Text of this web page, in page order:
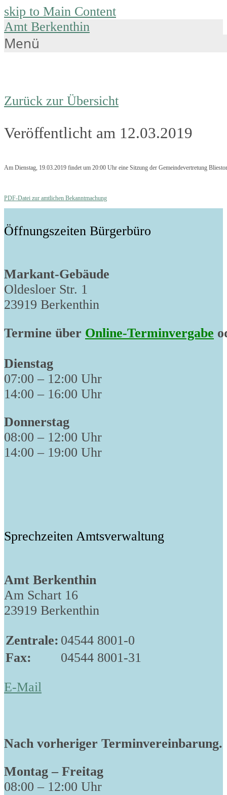
skip to Main Content
Amt Berkenthin
Menü
Zurück zur Übersicht
Veröffentlicht am 12.03.2019
Am Dienstag, 19.03.2019 findet um 20:00 Uhr eine Sitzung der Gemeindevertretung
PDF-Datei zur amtlichen Bekanntmachung
Öffnungszeiten Bürgerbüro
Markant-Gebäude
Oldesloer Str. 1
23919 Berkenthin
Termine über Online-Terminvergabe
Dienstag
07:00 – 12:00 Uhr
14:00 – 16:00 Uhr
Donnerstag
08:00 – 12:00 Uhr
14:00 – 19:00 Uhr
Sprechzeiten Amtsverwaltung
Amt Berkenthin
Am Schart 16
23919 Berkenthin
Zentrale: 04544 8001-0
Fax:
04544 8001-31
E-Mail
Nach vorheriger Terminvereinbarung.
Montag – Freitag
08:00 – 12:00 Uhr